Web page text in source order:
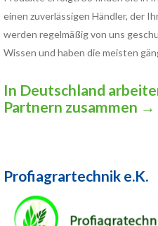
einen zuverlässigen Händler, der
werden regelmäßig von uns
Wissen und haben die meisten
In Deutschland
Partnern zusammen →
Profiagrartechnik e.K.